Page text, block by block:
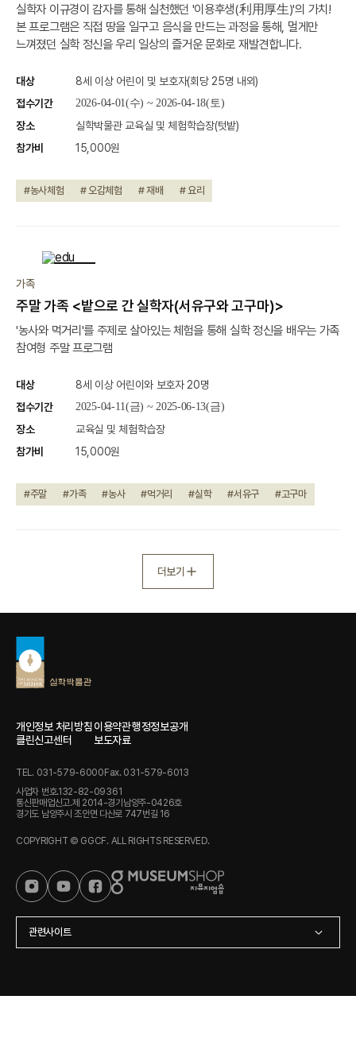
실학자 이규경이 감자를 통해 실천했던 '이용후생(利用厚生)'의 가치!
본 프로그램은 직접 땅을 일구고 음식을 만드는 과정을 통해, 멀게만
느껴졌던 실학 정신을 우리 일상의 즐거운 문화로 재발견합니다.
대상
8세 이상 어린이 및 보호자(회당 25명 내외)
접수기간
2026-04-01(수) ~ 2026-04-18(토)
장소
실학박물관 교육실 및 체험학습장(텃밭)
참가비
15,000원
#농사체험 # 오감체험 # 재배 # 요리
가족
주말 가족 <밭으로 간 실학자(서유구와 고구마)>
'농사와 먹거리'를 주제로 살아있는 체험을 통해 실학 정신을 배우는 가족
참여형 주말 프로그램
대상
8세 이상 어린이와 보호자 20명
접수기간
2025-04-11(금) ~ 2025-06-13(금)
장소
교육실 및 체험학습장
참가비
15,000원
#주말 #가족 #농사 #먹거리 #실학 #서유구 #고구마
더보기
개인정보 처리방침이용약관행정정보공개
클린신고센터
보도자료
TEL. 031-579-6000Fax. 031-579-6013
사업자 번호.132-82-09361
통신판매업신고.제 2014-경기남양주-0426호
경기도 남양주시 조안면 다산로 747번길 16
COPYRIGHT © GGCF. ALL RIGHTS RESERVED.
관련사이트